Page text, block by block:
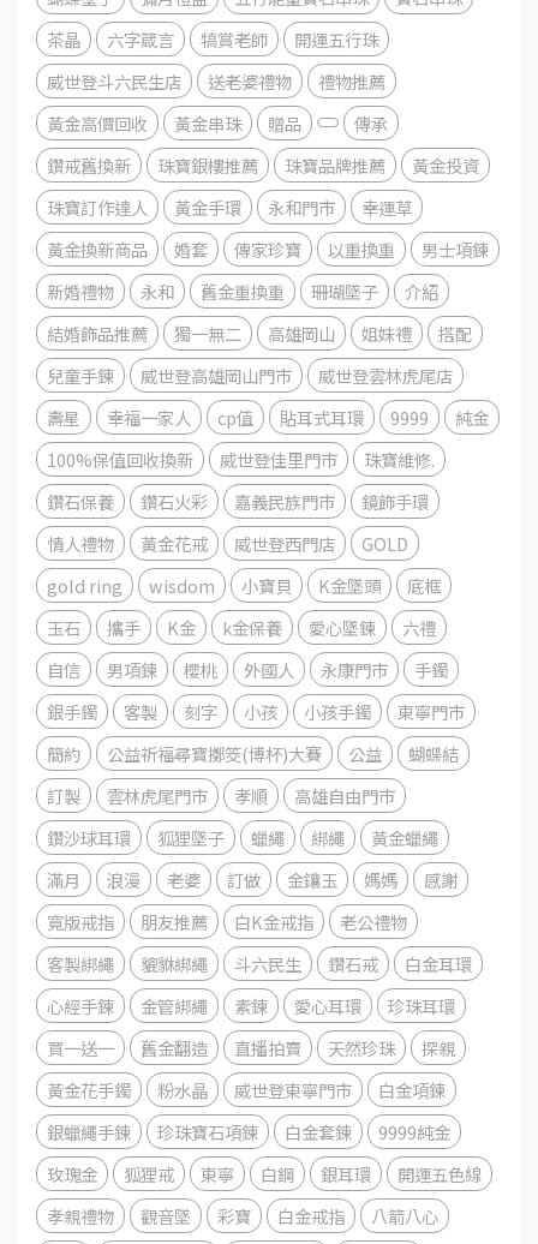
茶晶
六字箴言 犒賞老師
開運五行珠
威世登斗六民生店
送老婆禮物
禮物推薦
黃金高價回收
黃金串珠 贈品
傳承
鑽戒舊換新
珠寶銀樓推薦 珠寶品牌推薦
黃金投資
珠寶訂作達人
黃金手環 永和門市
幸運草
黃金換新商品
婚套 傳家珍寶 以重換重
男士項鍊
新婚禮物
永和 舊金重換重 珊瑚墜子
介紹
結婚飾品推薦
獨一無二 高雄岡山 姐妹禮
搭配
兒童手鍊
威世登高雄岡山門市
威世登雲林虎尾店
壽星
幸福一家人 cp值 貼耳式耳環 9999
純金
100%保值回收換新
威世登佳里門市
珠寶維修.
鑽石保養
鑽石火彩 嘉義民族門市
鏡飾手環
情人禮物
黃金花戒 威世登西門店
GOLD
gold ring
wisdom 小寶貝 K金墜頭
底框
玉石
攜手 K金 k金保養 愛心墜鍊
六禮
自信
男項鍊 櫻桃 外國人 永康門市
手鐲
銀手鐲
客製 刻字 小孩 小孩手鐲
東寧門市
簡約
公益祈福尋寶擲筊(博杯)大賽 公益
蝴蝶結
訂製
雲林虎尾門市 孝順
高雄自由門市
鑽沙球耳環
狐狸墜子 蠟繩 綁繩
黃金蠟繩
滿月
浪漫 老婆 訂做 金鑲玉 媽媽
感謝
寬版戒指
朋友推薦 白K金戒指
老公禮物
客製綁繩
貔貅綁繩 斗六民生 鑽石戒
白金耳環
心經手鍊
金管綁繩 素鍊 愛心耳環
珍珠耳環
買一送一
舊金翻造 直播拍賣 天然珍珠
探親
黃金花手鐲
粉水晶 威世登東寧門市
白金項鍊
銀蠟繩手鍊
珍珠寶石項鍊 白金套鍊
9999純金
玫瑰金
狐狸戒 東寧 白鋼 銀耳環
開運五色線
孝親禮物
觀音墜 彩寶 白金戒指
八箭八心